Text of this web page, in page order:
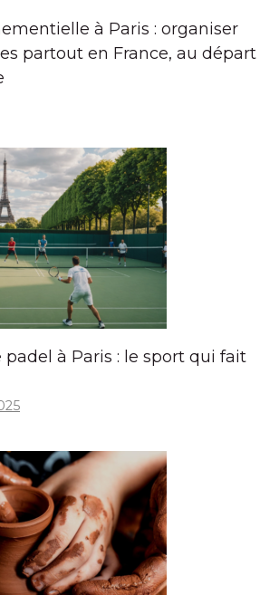
à Paris : organiser
partout en France, au départ
padel à Paris : le sport qui fait